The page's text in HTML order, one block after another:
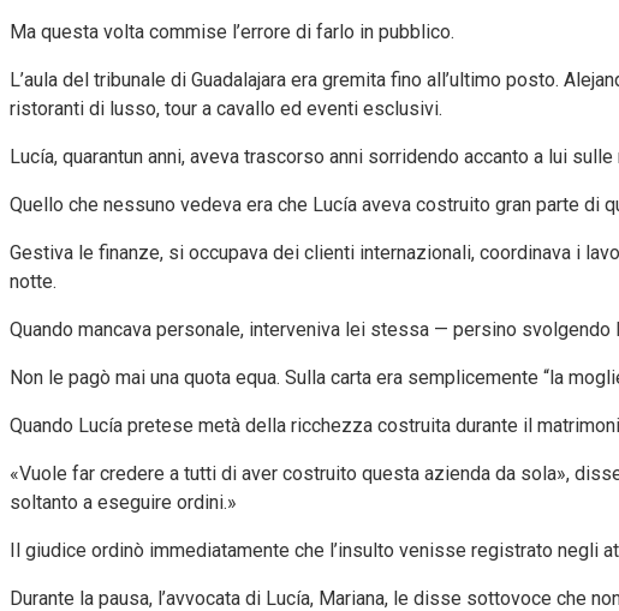
Ma questa volta commise l’errore di farlo in pubblico.
L’aula del tribunale di Guadalajara era gremita fino all’ultimo posto.
ristoranti di lusso, tour a cavallo ed eventi esclusivi.
Lucía, quarantun anni, aveva trascorso anni sorridendo accanto a lui
Quello che nessuno vedeva era che Lucía aveva costruito gran parte di
Gestiva le finanze, si occupava dei clienti internazionali, coordinava i
notte.
Quando mancava personale, interveniva lei stessa — persino
Non le pagò mai una quota equa. Sulla carta era semplicemente “la
Quando Lucía pretese metà della ricchezza costruita durante il
«Vuole far credere a tutti di aver costruito questa azienda da sola»,
soltanto a eseguire ordini.»
Il giudice ordinò immediatamente che l’insulto venisse registrato negli
Durante la pausa, l’avvocata di Lucía, Mariana, le disse sottovoce che